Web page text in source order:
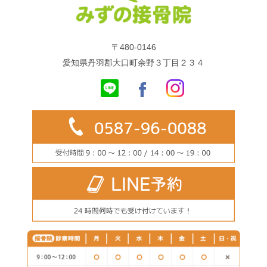
〒480-0146
愛知県丹羽郡大口町余野３丁目２３４